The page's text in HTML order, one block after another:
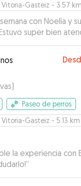
Vitoria-Gasteiz - 3.57 km
con Noelia y su
super bien
las salidas al
Un placer!
)
Paseo de perros
Vitoria-Gasteiz - 5.13 km
la experiencia con
”